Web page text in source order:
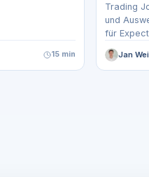
15 min
Trading
und
für
Jan